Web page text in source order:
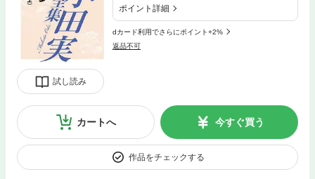
試し読み
ポイント詳細
dカード利用でさらにポイント+2%
返品不可
カートへ 今すぐ買う
作品をチェックする